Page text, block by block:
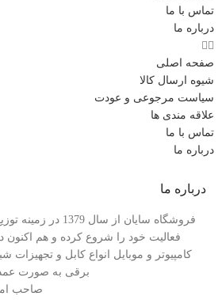
تماس با ما
درباره ما
صفحه اصلی
شیوه ارسال کالا
سیاست مرجوعی و عودت
علاقه مندی ها
تماس با ما
درباره ما
درباره ما
فروشگاه سایان از سال
فعالیت خود را شروع کرده و هم اکنون
کامپیوتر و موبایل انواع کابل و تجهیزات
برقی به صورت
صاحب